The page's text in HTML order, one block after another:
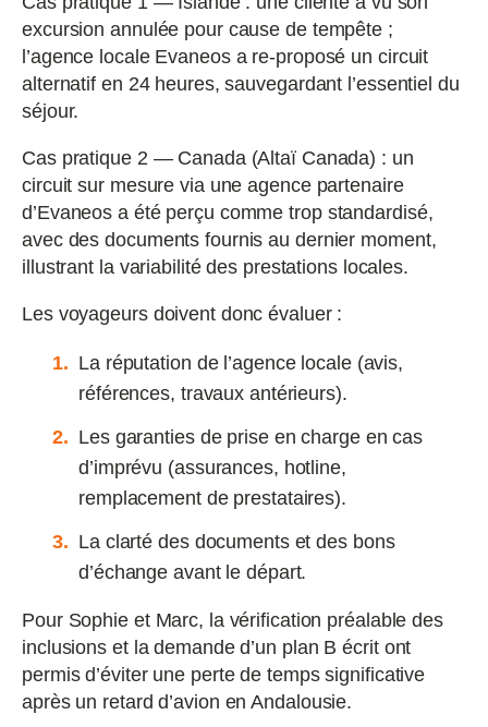
excursion annulée pour cause de tempête ;
l’agence locale Evaneos a re-proposé un circuit
alternatif en 24 heures, sauvegardant l’essentiel du
séjour.
Cas pratique 2 — Canada (Altaï Canada) : un
circuit sur mesure via une agence partenaire
d’Evaneos a été perçu comme trop standardisé,
avec des documents fournis au dernier moment,
illustrant la variabilité des prestations locales.
Les voyageurs doivent donc évaluer :
La réputation de l’agence locale (avis,
références, travaux antérieurs).
Les garanties de prise en charge en cas
d’imprévu (assurances, hotline,
remplacement de prestataires).
La clarté des documents et des bons
d’échange avant le départ.
Pour Sophie et Marc, la vérification préalable des
inclusions et la demande d’un plan B écrit ont
permis d’éviter une perte de temps significative
après un retard d’avion en Andalousie.